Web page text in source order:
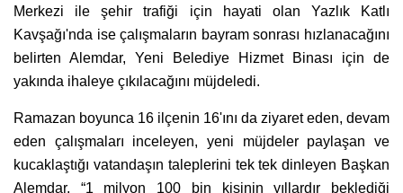
Merkezi ile şehir trafiği için hayati olan Yazlık Katlı
Kavşağı'nda ise çalışmaların bayram sonrası hızlanacağını
belirten Alemdar, Yeni Belediye Hizmet Binası için de
yakında ihaleye çıkılacağını müjdeledi.
Ramazan boyunca 16 ilçenin 16'ını da ziyaret eden, devam
eden çalışmaları inceleyen, yeni müjdeler paylaşan ve
kucaklaştığı vatandaşın taleplerini tek tek dinleyen Başkan
Alemdar, “1 milyon 100 bin kişinin yıllardır beklediği